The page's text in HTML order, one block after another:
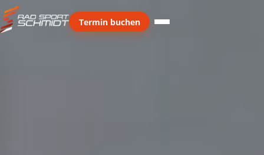
Termin buchen